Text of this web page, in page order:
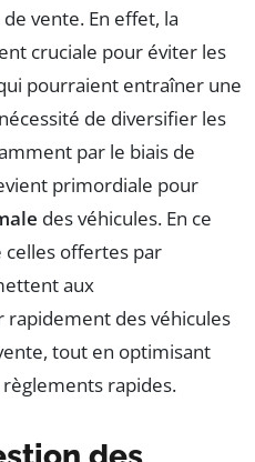
vente. En effet, la
cruciale pour éviter les
pourraient entraîner une
de diversifier les
par le biais de
primordiale pour
des véhicules. En ce
celles offertes par
aux
rapidement des véhicules
tout en optimisant
rapides.